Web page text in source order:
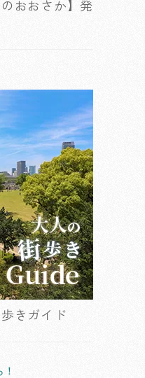
おおさか】発
きガイド